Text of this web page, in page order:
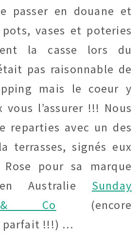
passer en douane et
pots, vases et poteries
la casse lors du
pas raisonnable de
mais le coeur y
l’assurer !!! Nous
reparties avec un des
terrasses, signés eux
Rose pour sa marque
Australie Sunday
& Co (encore
parfait !!!) …